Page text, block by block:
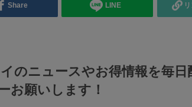
Share LINE
のニュースやお得情報を毎日
お願いします！